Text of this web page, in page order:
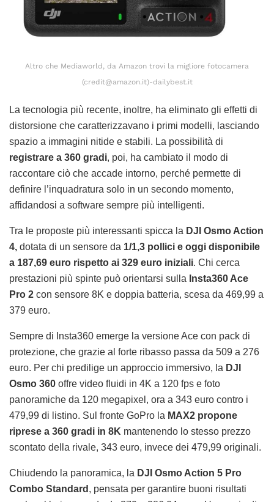
Altro che Mediaworld, da Amazon trovi la migliore fotocamera
(credit@amazon.it)-dailybest.it
La tecnologia più recente, inoltre, ha eliminato gli effetti di
distorsione che caratterizzavano i primi modelli, lasciando
spazio a immagini nitide e stabili. La possibilità di
registrare a 360 gradi, poi, ha cambiato il modo di
raccontare ciò che accade intorno, perché permette di
definire l’inquadratura solo in un secondo momento,
affidandosi a software sempre più intelligenti.
Tra le proposte più interessanti spicca la DJI Osmo Action
4, dotata di un sensore da 1/1,3 pollici e oggi disponibile
a 187,69 euro rispetto ai 329 euro iniziali. Chi cerca
prestazioni più spinte può orientarsi sulla Insta360 Ace
Pro 2 con sensore 8K e doppia batteria, scesa da 469,99 a
379 euro.
Sempre di Insta360 emerge la versione Ace con pack di
protezione, che grazie al forte ribasso passa da 509 a 276
euro. Per chi predilige un approccio immersivo, la DJI
Osmo 360 offre video fluidi in 4K a 120 fps e foto
panoramiche da 120 megapixel, ora a 343 euro contro i
479,99 di listino. Sul fronte GoPro la MAX2 propone
riprese a 360 gradi in 8K mantenendo lo stesso prezzo
scontato della rivale, 343 euro, invece dei 479,99 originali.
Chiudendo la panoramica, la DJI Osmo Action 5 Pro
Combo Standard , pensata per garantire buoni risultati